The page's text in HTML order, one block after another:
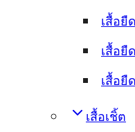
เสื้อยื
เสื้อยื
เสื้อยื
เสื้อเชิ้ต